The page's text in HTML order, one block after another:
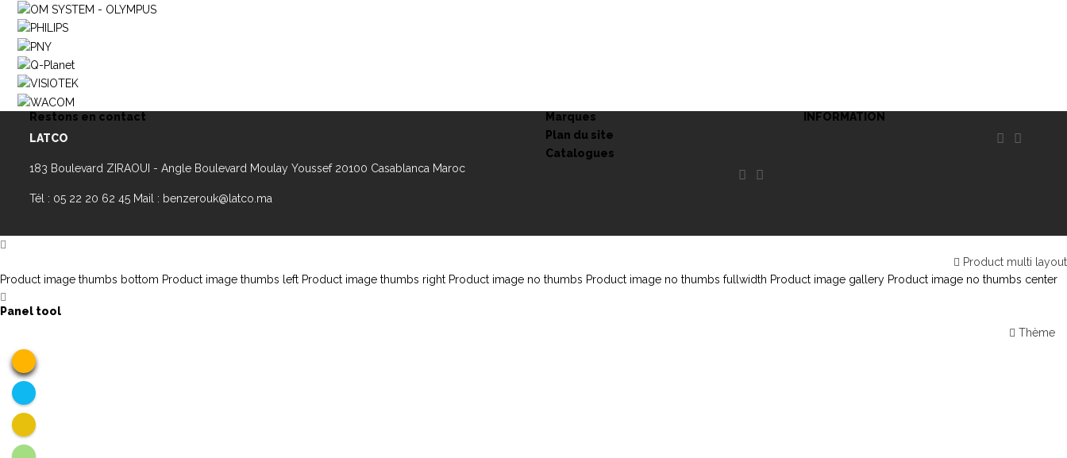
Restons en contact
LATCO
183 Boulevard ZIRAOUI - Angle Boulevard Moulay Youssef 20100 Casablanca Maroc
Tél : 05 22 20 62 45 Mail : benzerouk@latco.ma
Marques
Plan du site
Catalogues
 
INFORMATION
 
Product multi layout
Product image thumbs bottom Product image thumbs left Product image thumbs right Product image no thumbs Product image no thumbs fullwidth Product image gallery Product image no thumbs center
Panel tool
Thème